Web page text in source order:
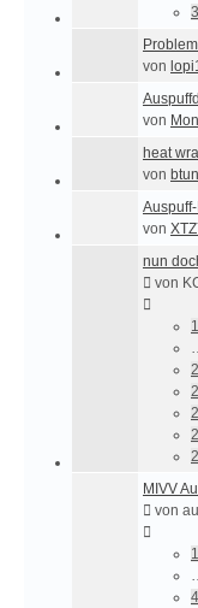
3
von
von
heat
von
von
nun
von
1
MIVV
von
1
4